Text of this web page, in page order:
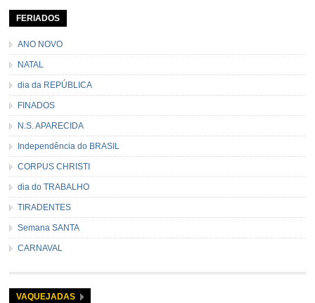
FERIADOS
ANO NOVO
NATAL
dia da REPÚBLICA
FINADOS
N.S. APARECIDA
Independência do BRASIL
CORPUS CHRISTI
dia do TRABALHO
TIRADENTES
Semana SANTA
CARNAVAL
VAQUEJADAS